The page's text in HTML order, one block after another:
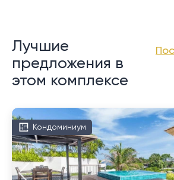
Лучшие
предложения в
этом комплексе
Кондоминиум